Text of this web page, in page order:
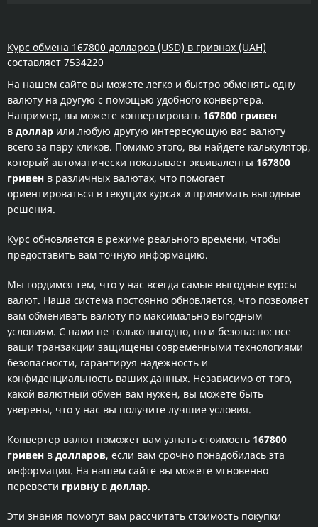
Курс обмена 167800 долларов (USD) в гривнах (UAH)
составляет 7534220
На нашем сайте вы можете легко и быстро обменять одну
валюту на другую с помощью удобного конвертера.
Например, вы можете конвертировать 167800 гривен
в доллар или любую другую интересующую вас валюту
всего за пару кликов. Помимо этого, вы найдете калькулятор,
который автоматически показывает эквиваленты 167800
гривен в различных валютах, что помогает
ориентироваться в текущих курсах и принимать выгодные
решения.
Курс обновляется в режиме реального времени, чтобы
предоставить вам точную информацию.
Мы гордимся тем, что у нас всегда самые выгодные курсы
валют. Наша система постоянно обновляется, что позволяет
вам обменивать валюту по максимально выгодным
условиям. С нами не только выгодно, но и безопасно: все
ваши транзакции защищены современными технологиями
безопасности, гарантируя надежность и
конфиденциальность ваших данных. Независимо от того,
какой валютный обмен вам нужен, вы можете быть
уверены, что у нас вы получите лучшие условия.
Конвертер валют поможет вам узнать стоимость 167800
гривен в долларов, если вам срочно понадобилась эта
информация. На нашем сайте вы можете мгновенно
перевести гривну в доллар.
Эти знания помогут вам рассчитать стоимость покупки